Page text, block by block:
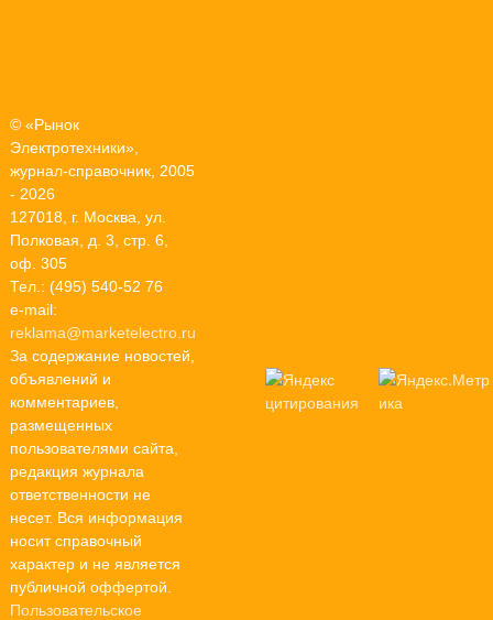
© «Рынок
Электротехники»,
журнал-справочник, 2005
- 2026
127018, г. Москва, ул.
Полковая, д. 3, стр. 6,
оф. 305
Тел.: (495) 540-52 76
e-mail:
reklama@marketelectro.ru
За содержание новостей,
объявлений и
комментариев,
размещенных
пользователями сайта,
редакция журнала
ответственности не
несет. Вся информация
носит справочный
характер и не является
публичной оффертой.
Пользовательское